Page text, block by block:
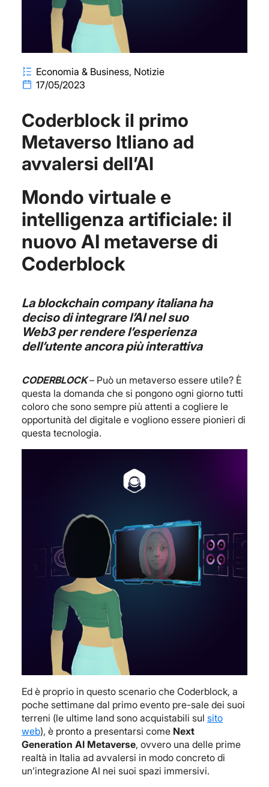
Economia & Business Notizie
17/05/2023
Coderblock il primo
Metaverso Itliano ad
avvalersi dell’AI
Mondo virtuale e
intelligenza artificiale: il
nuovo AI metaverse di
Coderblock
La blockchain company italiana ha
deciso di integrare l’AI nel suo
Web3 per rendere l’esperienza
dell’utente ancora più interattiva
CODERBLOCK– Può un metaverso essere utile? È
questa la domanda che si pongono ogni giorno tutti
coloro che sono sempre più attenti a cogliere le
opportunità del digitale e vogliono essere pionieri di
questa tecnologia.
Ed è proprio in questo scenario che Coderblock, a
poche settimane dal primo evento pre-sale dei suoi
terreni (le ultime land sono acquistabili sul sito
web), è pronto a presentarsi come Next
Generation AI Metaverse, ovvero una delle prime
realtà in Italia ad avvalersi in modo concreto di
un’integrazione AI nei suoi spazi immersivi.